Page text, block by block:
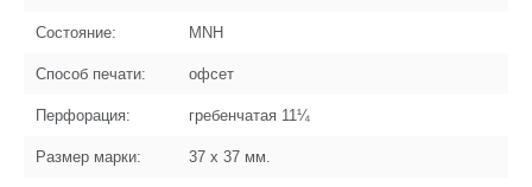
Состояние: MNH
Способ печати: офсет
Перфорация: гребенчатая 11¼
Размер марки: 37 x 37 мм.